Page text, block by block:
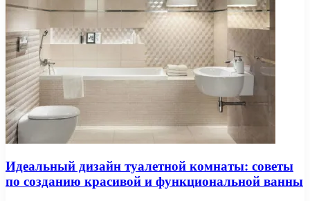
Идеальный дизайн туалетной комнаты: советы
по созданию красивой и функциональной ванны